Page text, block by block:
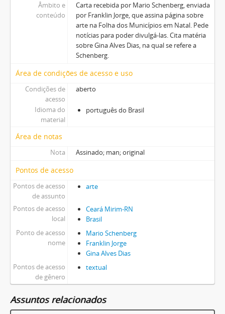
Âmbito e
conteúdo
Carta recebida por Mario Schenberg, enviada
por Franklin Jorge, que assina página sobre
arte na Folha dos Municípios em Natal. Pede
notícias para poder divulgá-las. Cita matéria
sobre Gina Alves Dias, na qual se refere a
Schenberg.
Área de condições de acesso e uso
Condições de
acesso
aberto
Idioma do
material
português do Brasil
Área de notas
Nota Assinado; man; original
Pontos de acesso
Pontos de acesso
de assunto
arte
Pontos de acesso
local
Ceará Mirim-RN
Brasil
Ponto de acesso
nome
Mario Schenberg
Franklin Jorge
Gina Alves Dias
Pontos de acesso
de gênero
textual
Assuntos relacionados